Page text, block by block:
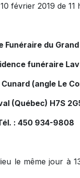
février 2019 de 11
Funéraire du
funéraire
(angle Le
(Québec) H7S
: 450 934-9808
le même jour à